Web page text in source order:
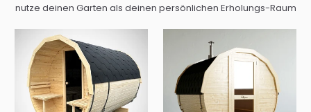
nutze deinen Garten als deinen persönlichen Erholungs-Raum